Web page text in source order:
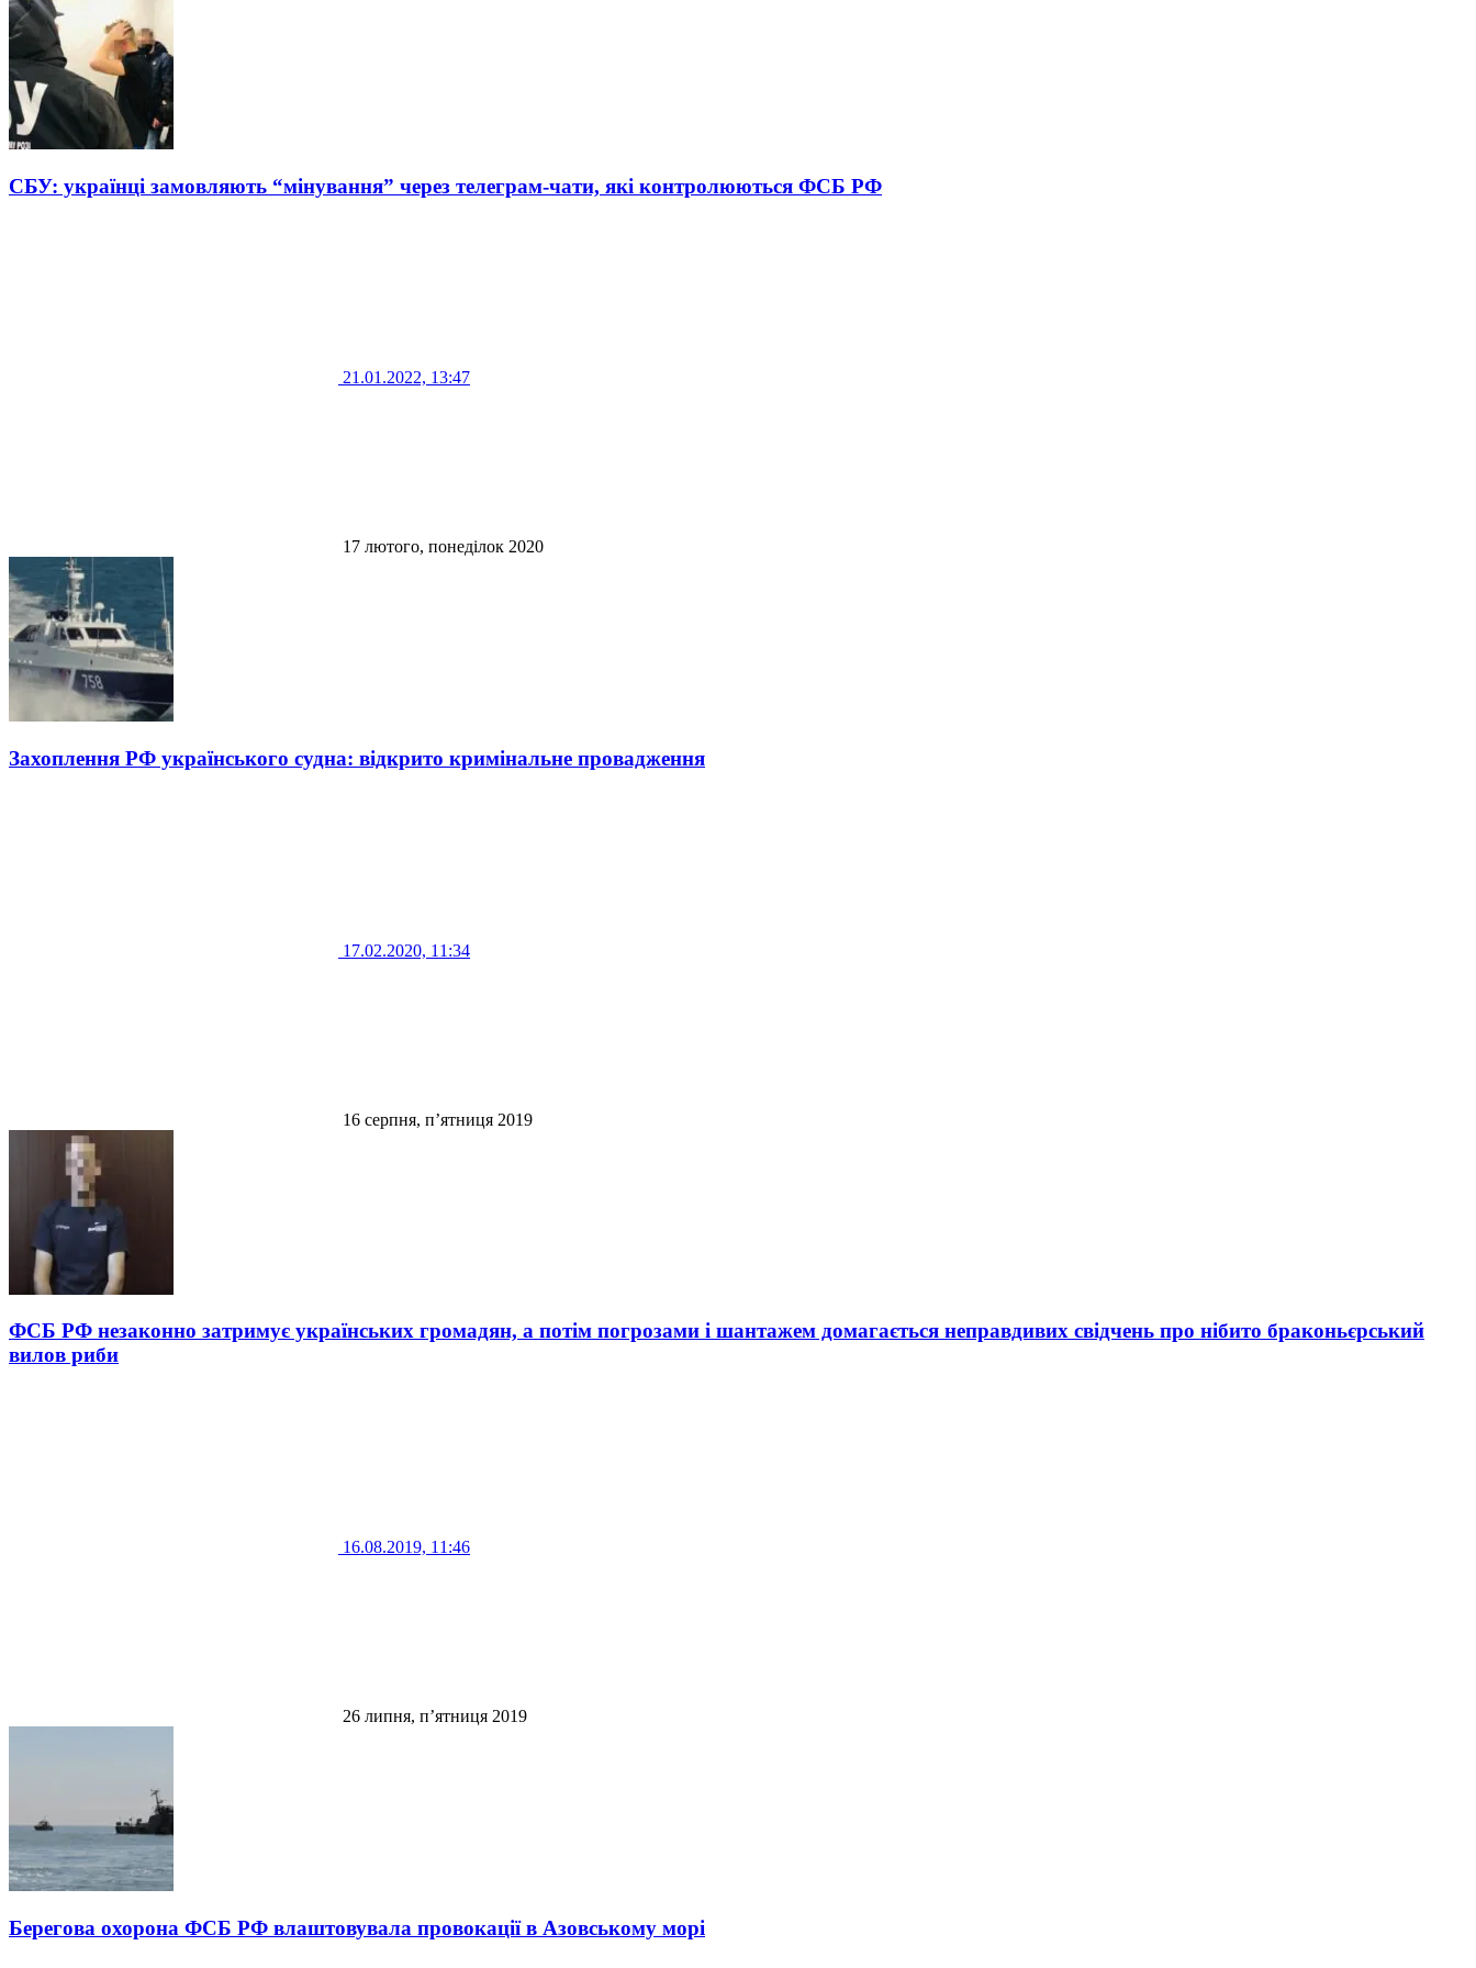
СБУ: українці замовляють “мінування” через телеграм-чати, які контролюються ФСБ РФ
21.01.2022, 13:47
17 лютого, понеділок 2020
Захоплення РФ українського судна: відкрито кримінальне провадження
17.02.2020, 11:34
16 серпня, п’ятниця 2019
ФСБ РФ незаконно затримує українських громадян, а потім погрозами і шантажем домагається неправдивих свідчень про нібито браконьєрський
вилов риби
16.08.2019, 11:46
26 липня, п’ятниця 2019
Берегова охорона ФСБ РФ влаштовувала провокації в Азовському морі